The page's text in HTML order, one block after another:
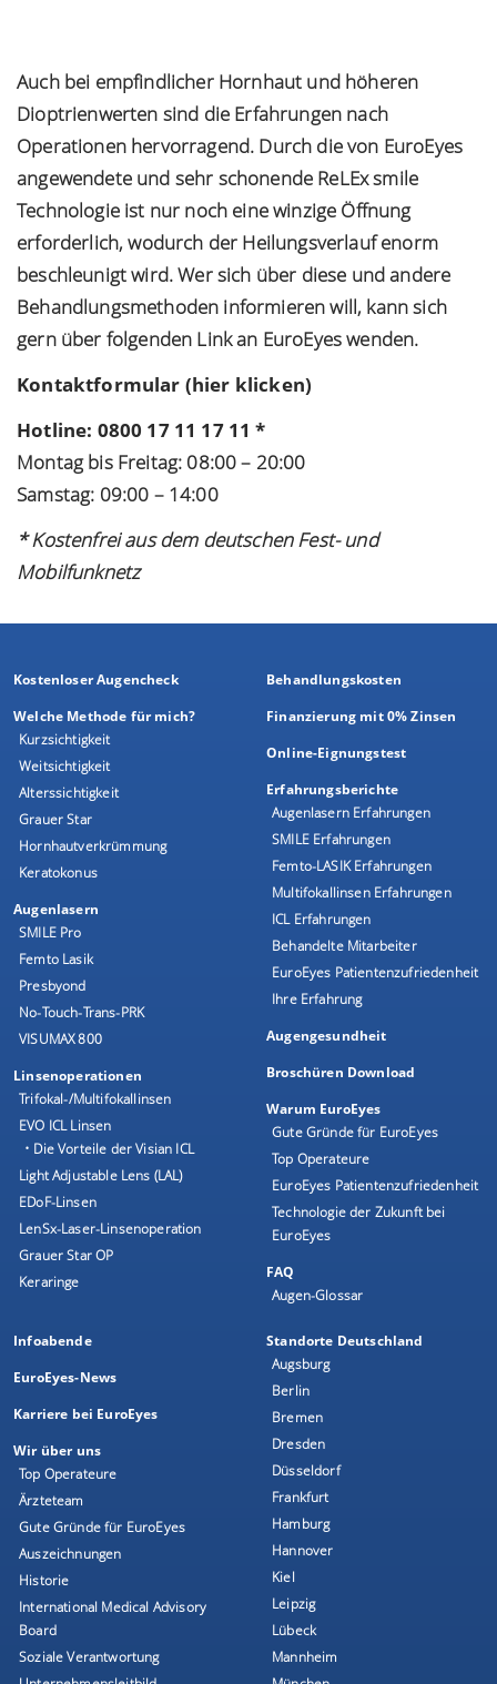
Auch bei empfindlicher Hornhaut und höheren
Dioptrienwerten sind die Erfahrungen nach
Operationen hervorragend. Durch die von EuroEyes
angewendete und sehr schonende ReLEx smile
Technologie ist nur noch eine winzige Öffnung
erforderlich, wodurch der Heilungsverlauf enorm
beschleunigt wird. Wer sich über diese und andere
Behandlungsmethoden informieren will, kann sich
gern über folgenden Link an EuroEyes wenden.
Kontaktformular (hier klicken)
Hotline: 0800 17 11 17 11 *
Montag bis Freitag: 08:00 – 20:00
Samstag: 09:00 – 14:00
* Kostenfrei aus dem deutschen Fest- und
Mobilfunknetz
Kostenloser Augencheck
Welche Methode für mich?
Kurzsichtigkeit
Weitsichtigkeit
Alterssichtigkeit
Grauer Star
Hornhautverkrümmung
Keratokonus
Augenlasern
SMILE Pro
Femto Lasik
Presbyond
No-Touch-Trans-PRK
VISUMAX 800
Linsenoperationen
Trifokal-/Multifokallinsen
EVO ICL Linsen
• Die Vorteile der Visian ICL
Light Adjustable Lens (LAL)
EDoF-Linsen
LenSx-Laser-Linsenoperation
Grauer Star OP
Keraringe
Behandlungskosten
Finanzierung mit 0% Zinsen
Online-Eignungstest
Erfahrungsberichte
Augenlasern Erfahrungen
SMILE Erfahrungen
Femto-LASIK Erfahrungen
Multifokallinsen Erfahrungen
ICL Erfahrungen
Behandelte Mitarbeiter
EuroEyes Patientenzufriedenheit
Ihre Erfahrung
Augengesundheit
Broschüren Download
Warum EuroEyes
Gute Gründe für EuroEyes
Top Operateure
EuroEyes Patientenzufriedenheit
Technologie der Zukunft bei
EuroEyes
FAQ
Augen-Glossar
Infoabende
EuroEyes-News
Karriere bei EuroEyes
Wir über uns
Top Operateure
Ärzteteam
Gute Gründe für EuroEyes
Auszeichnungen
Historie
International Medical Advisory
Board
Soziale Verantwortung
Standorte Deutschland
Augsburg
Berlin
Bremen
Dresden
Düsseldorf
Frankfurt
Hamburg
Hannover
Kiel
Leipzig
Lübeck
Mannheim